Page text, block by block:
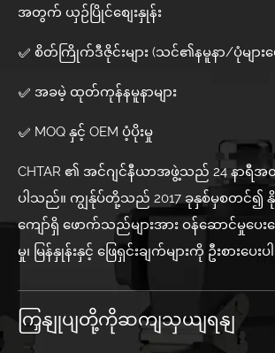
အတွက် ယှဉ်ပြိုင်စျေးနှုန်း
✅ စိတ်ကြိုက်ဒီဇိုင်းများ (သင်၏နမူနာ/ပုံများပ
✅ အခမဲ့ ထုတ်ကုန်နမူနာများ
✅ MOQ နှင့် OEM ပံ့ပိုးမှု
CHTAR ၏ အင်ဂျင်နီယာအဖွဲ့သည် 24 နာရီအတွ
ပါသည်။ ကျွန်ုပ်တို့သည် 2017 ခုနှစ်မှစတင်၍ နိုင်
ကျော်ရှိ ဖောက်သည်များအား ဝန်ဆောင်မှုပေ
မှု၊ မြန်နှုန်းနှင့် ဖြေရှင်းချက်များကို ဦးစားပေး
ကြှနျုပျတို့ကိုဆကျသှယျရနျ